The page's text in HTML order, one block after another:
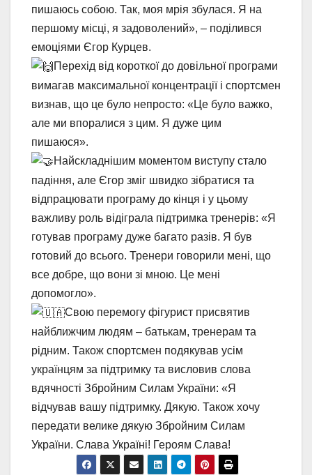
пишаюсь собою. Так, моя мрія збулася. Я на
першому місці, я задоволений», – поділився
емоціями Єгор Курцев.
Перехід від короткої до довільної програми
вимагав максимальної концентрації і спортсмен
визнав, що це було непросто: «Це було важко,
але ми впоралися з цим. Я дуже цим
пишаюся».
Найскладнішим моментом виступу стало
падіння, але Єгор зміг швидко зібратися та
відпрацювати програму до кінця і у цьому
важливу роль відіграла підтримка тренерів: «Я
готував програму дуже багато разів. Я був
готовий до всього. Тренери говорили мені, що
все добре, що вони зі мною. Це мені
допомогло».
Свою перемогу фігурист присвятив
найближчим людям – батькам, тренерам та
рідним. Також спортсмен подякував усім
українцям за підтримку та висловив слова
вдячності Збройним Силам України: «Я
відчував вашу підтримку. Дякую. Також хочу
передати велике дякую Збройним Силам
України. Слава Україні! Героям Слава!